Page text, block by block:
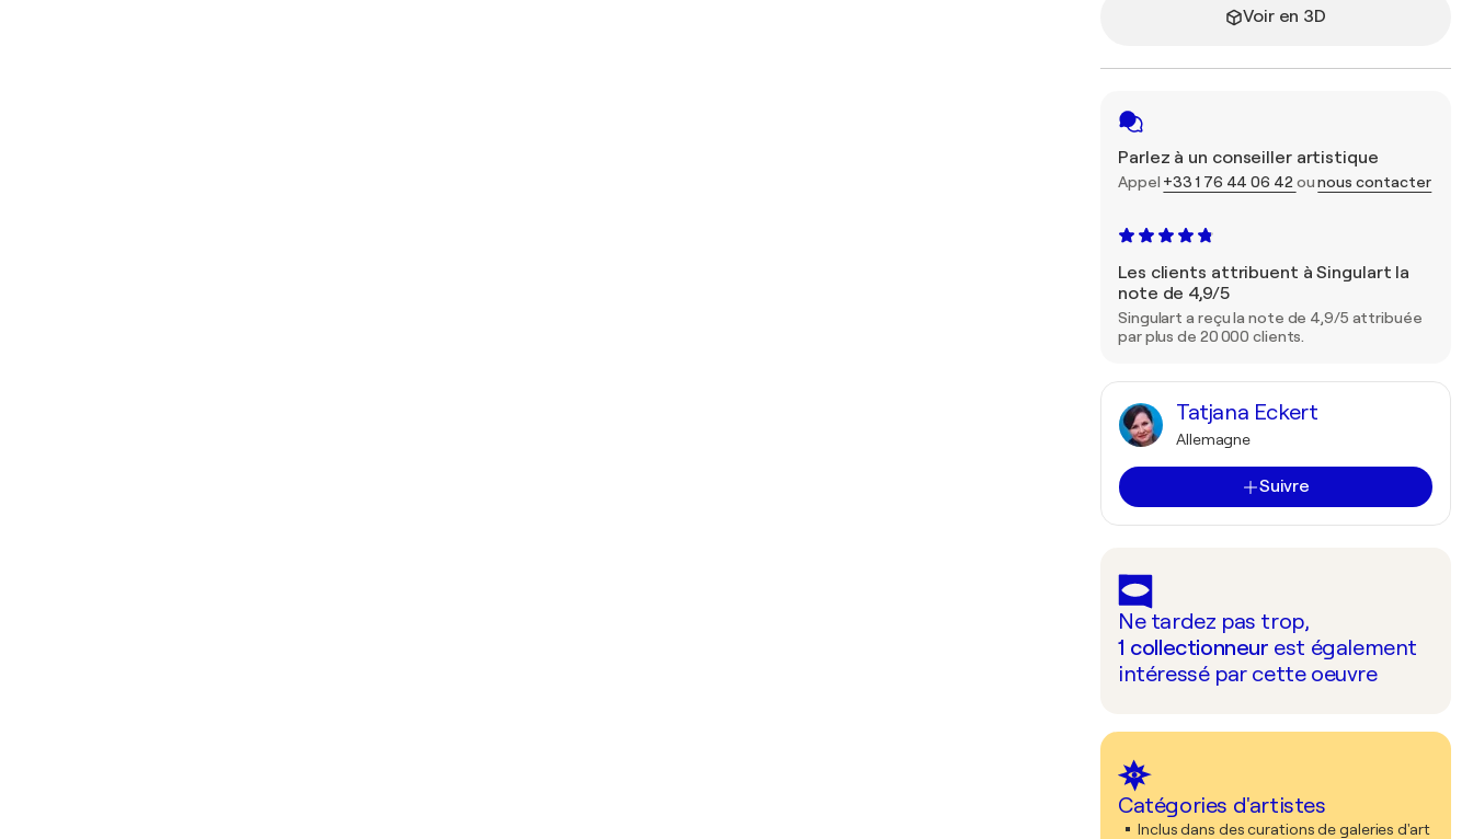
Voir en 3D
Parlez à un conseiller artistique
Appel +33 1 76 44 06 42 ounous contacter
Les clients attribuent à Singulart la
note de 4,9/5
Singulart a reçu la note de 4,9/5 attribuée
par plus de 20 000 clients.
Tatjana Eckert
Allemagne
Suivre
Ne tardez pas trop,
1 collectionneur est également
intéressé par cette oeuvre
Catégories d'artistes
Inclus dans des curations de galeries d'art